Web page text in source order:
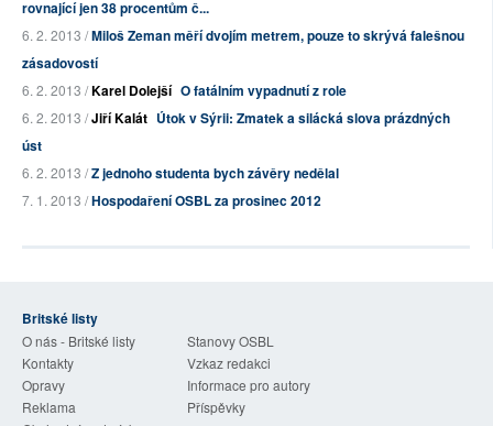
rovnající jen 38 procentům č...
6. 2. 2013 /Miloš Zeman měří dvojím metrem, pouze to skrývá falešnou
zásadovostí
6. 2. 2013 /Karel Dolejší O fatálním vypadnutí z role
6. 2. 2013 /Jiří Kalát Útok v Sýrii: Zmatek a silácká slova prázdných
úst
6. 2. 2013 /Z jednoho studenta bych závěry nedělal
7. 1. 2013 /Hospodaření OSBL za prosinec 2012
Britské listy
O nás - Britské listy
Stanovy OSBL
Kontakty
Vzkaz redakci
Opravy
Informace pro autory
Reklama
Příspěvky